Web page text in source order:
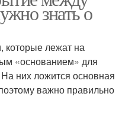
знать о
которые лежат на
«основанием» для
них ложится основная
важно правильно